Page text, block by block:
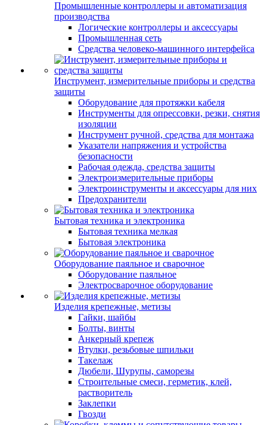
Промышленные контроллеры и автоматизация
производства
Логические контроллеры и аксессуары
Промышленная сеть
Средства человеко-машинного интерфейса
Инструмент, измерительные приборы и средства
защиты
Оборудование для протяжки кабеля
Инструменты для опрессовки, резки, снятия
изоляции
Инструмент ручной, средства для монтажа
Указатели напряжения и устройства
безопасности
Рабочая одежда, средства защиты
Электроизмерительные приборы
Электроинструменты и аксессуары для них
Предохранители
Бытовая техника и электроника
Бытовая техника мелкая
Бытовая электроника
Оборудование паяльное и сварочное
Оборудование паяльное
Электросварочное оборудование
Изделия крепежные, метизы
Гайки, шайбы
Болты, винты
Анкерный крепеж
Втулки, резьбовые шпильки
Такелаж
Дюбели, Шурупы, саморезы
Строительные смеси, герметик, клей,
растворитель
Заклепки
Гвозди